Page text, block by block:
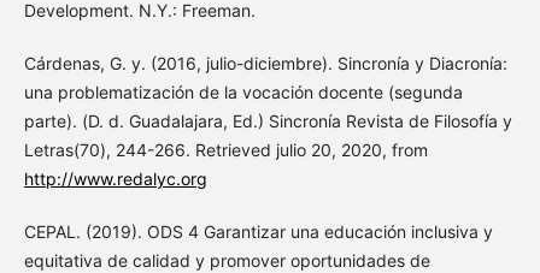
Development. N.Y.: Freeman.
Cárdenas, G. y. (2016, julio-diciembre). Sincronía y Diacronía:
una problematización de la vocación docente (segunda
parte). (D. d. Guadalajara, Ed.) Sincronía Revista de Filosofía y
Letras(70), 244-266. Retrieved julio 20, 2020, from
http://www.redalyc.org
CEPAL. (2019). ODS 4 Garantizar una educación inclusiva y
equitativa de calidad y promover oportunidades de